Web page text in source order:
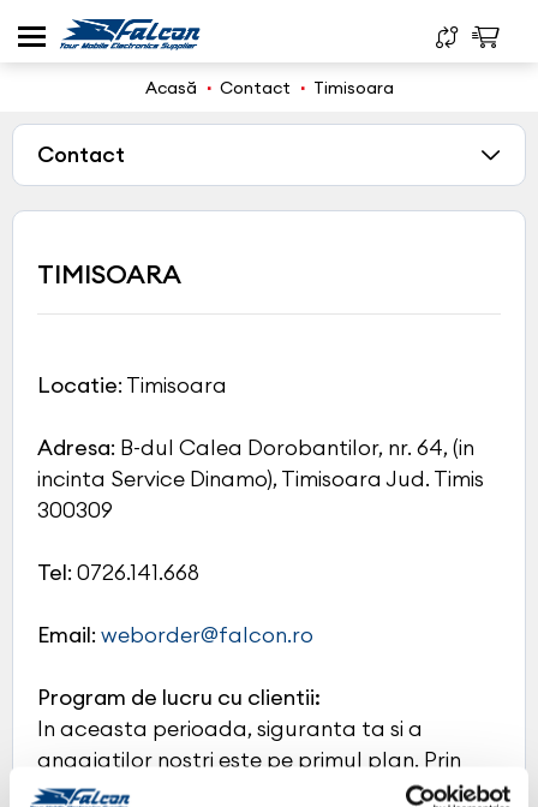
Acasă Contact Timisoara
Contact
TIMISOARA
Locatie: Timisoara
Adresa: B-dul Calea Dorobantilor, nr. 64, (in
incinta Service Dinamo), Timisoara Jud. Timis
300309
Tel: 0726.141.668
Email: weborder@falcon.ro
Program de lucru cu clientii:
In aceasta perioada, siguranta ta si a
angajatilor nostri este pe primul plan. Prin
urmare, daca doresti sa faci o achizitie sau